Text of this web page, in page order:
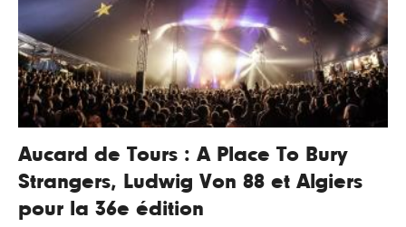
Aucard de Tours : A Place To Bury
Strangers, Ludwig Von 88 et Algiers
pour la 36e édition